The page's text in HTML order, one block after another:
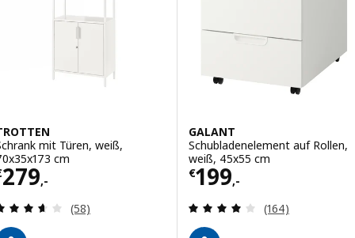
mit Türen, weiß,
cm
279,-€ 279,-
Überprüfung: 3.6 aus 5 sterne. Bewertungen
(58)
GALANT
Schubladenelement auf Rollen,
weiß, 45x55 cm
€199,-
Preis € 199,-
Überprüfung:
(164)